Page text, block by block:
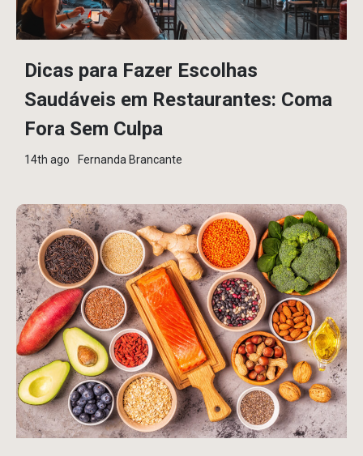
Dicas para Fazer Escolhas
Saudáveis em Restaurantes: Coma
Fora Sem Culpa
14th ago Fernanda Brancante